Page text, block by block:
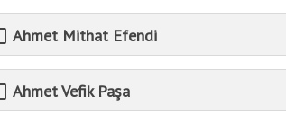
Ahmet Mithat Efendi
Ahmet Vefik Paşa